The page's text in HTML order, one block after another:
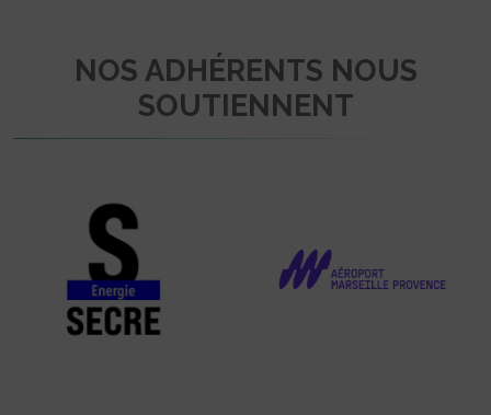
NOS ADHÉRENTS NOUS
SOUTIENNENT